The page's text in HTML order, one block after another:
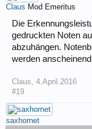
Claus Mod Emeritus
Die
gedruckten Noten
abzuhängen.
werden
Claus 4.April.2016
#19
saxhornet